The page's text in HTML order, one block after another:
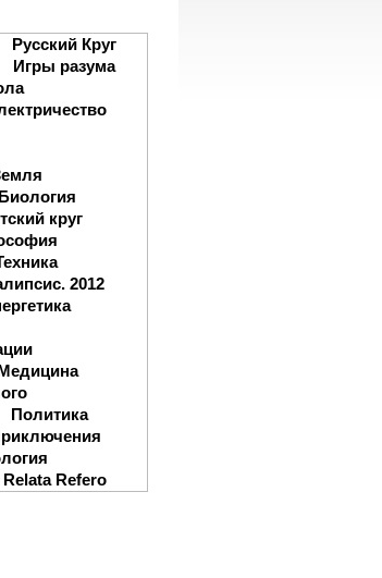
Русский Круг
Игры разума
Биология
круг
2012
Политика
Relata Refero